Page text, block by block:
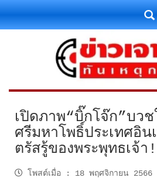
เปิดภาพ“บิ๊กโจ๊ก”บว
ศรีมหาโพธิ์ประเทศอิน
ตรัสรู้ของพระพุทธเจ้า!
โพสต์เมื่อ : 18 พฤศจิกายน 2566